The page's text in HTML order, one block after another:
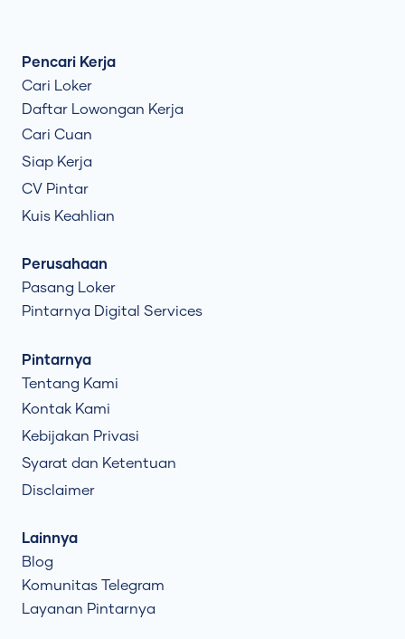
Pencari Kerja
Cari Loker
Daftar Lowongan Kerja
Cari Cuan
Siap Kerja
CV Pintar
Kuis Keahlian
Perusahaan
Pasang Loker
Pintarnya Digital Services
Pintarnya
Tentang Kami
Kontak Kami
Kebijakan Privasi
Syarat dan Ketentuan
Disclaimer
Lainnya
Blog
Komunitas Telegram
Layanan Pintarnya